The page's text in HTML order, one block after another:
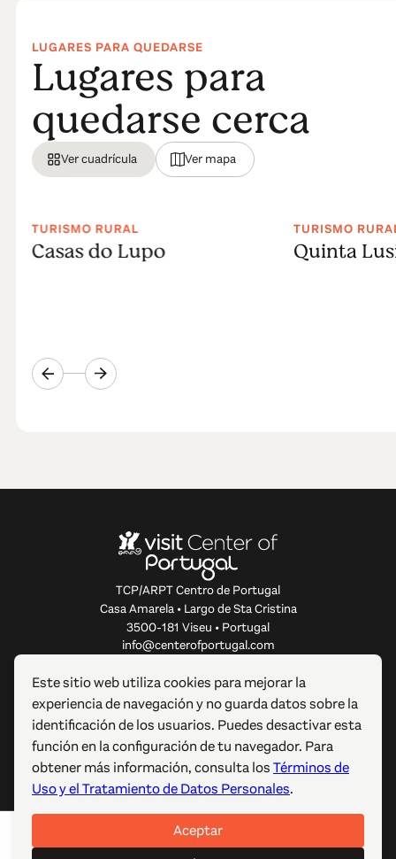
LUGARES PARA QUEDARSE
Lugares para
quedarse cerca
Ver cuadrícula Ver mapa
TURISMO RURAL
Casas do Lupo
TURISMO
Quinta
TCP/ARPT Centro de Portugal
Casa Amarela • Largo de Sta Cristina
3500-181 Viseu • Portugal
info@centerofportugal.com
SOBRE ESTE SITIO WEB
ENLACES ÚTILES
SÍGUENOS
© 2012-2026 TCP/ARPT Centro de Portugal. Todos los
Este sitio web utiliza cookies para mejorar la
experiencia de navegación y no guarda datos sobre la
identificación de los usuarios. Puedes desactivar esta
función en la configuración de tu navegador. Para
obtener más información, consulta losTérminos de
Uso y el Tratamiento de Datos Personales.
Aceptar